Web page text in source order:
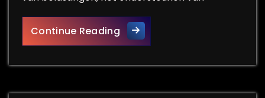
Continue ReadingDe Belangrijke Rol van